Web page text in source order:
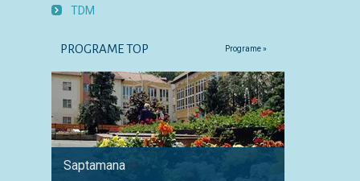
TDM
PROGRAME TOP Programe »
Saptamana